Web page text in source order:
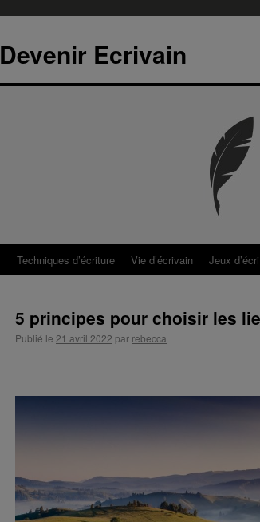
Devenir Ecrivain
Techniques d’écriture Vie d’écrivain Jeux
5 principes pour choisir les
Publié le 21 avril 2022 par rebecca